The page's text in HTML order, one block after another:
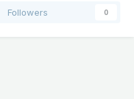
Followers 0